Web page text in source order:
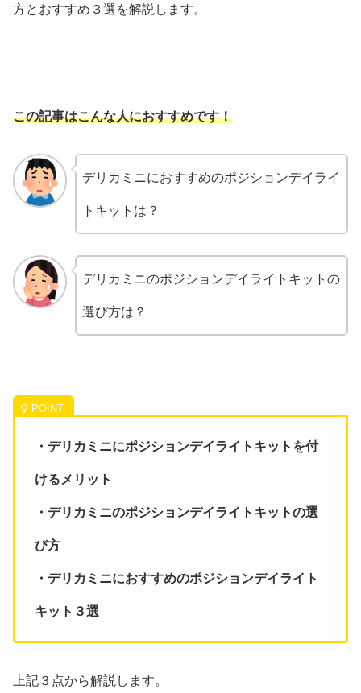
方とおすすめ３選を解説します。
この記事はこんな人におすすめです！
デリカミニにおすすめのポジションデイライ
トキットは？
デリカミニのポジションデイライトキットの
選び方は？
・デリカミニにポジションデイライトキットを付
けるメリット
・デリカミニのポジションデイライトキットの選
び方
・デリカミニにおすすめのポジションデイライト
キット３選
上記３点から解説します。